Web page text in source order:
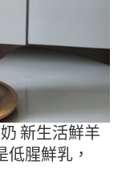
新生活鮮羊
腥鮮乳，